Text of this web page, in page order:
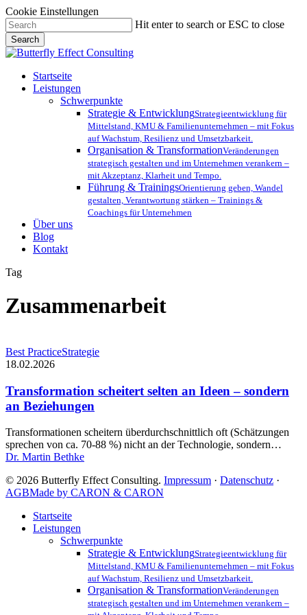
Cookie Einstellungen
Skip
to
main
content
Hit enter to search or ESC to close
Search
Close
Menu
Startseite
Leistungen
Schwerpunkte
Strategie & EntwicklungStrategieentwicklung für
Mittelstand, KMU & Familienunternehmen – mit Fokus
auf Wachstum, Resilienz und Umsetzbarkeit.
Organisation & TransformationVeränderungen
strategisch gestalten und im Unternehmen verankern –
mit Akzeptanz, Klarheit und Tempo.
Führung & TrainingsOrientierung geben, Wandel
gestalten, Verantwortung stärken – Trainings &
Coachings für Unternehmen
Über uns
Blog
Kontakt
Tag
Zusammenarbeit
Transformation
scheitert
an
Ideen
–
an
Beziehungen
Best PracticeStrategie
18.02.2026
Transformation scheitert selten an Ideen – sondern
an Beziehungen
Transformationen scheitern überdurchschnittlich oft (Schätzungen
sprechen von ca. 70-88 %) nicht an der Technologie, sondern…
Dr. Martin Bethke
© 2026 Butterfly Effect Consulting. Impressum · Datenschutz ·
AGBMade by CARON & CARON
Close
Menu
Startseite
Leistungen
Schwerpunkte
Strategie & EntwicklungStrategieentwicklung für
Mittelstand, KMU & Familienunternehmen – mit Fokus
auf Wachstum, Resilienz und Umsetzbarkeit.
Organisation & TransformationVeränderungen
strategisch gestalten und im Unternehmen verankern –